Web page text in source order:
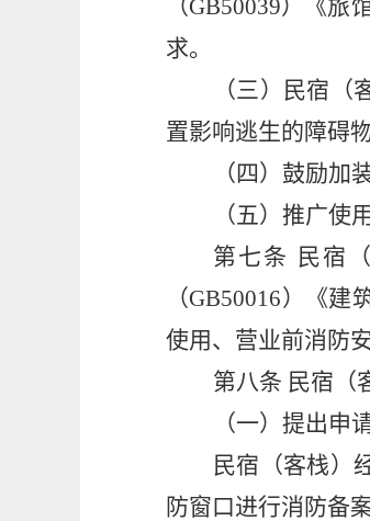
（GB50039） 《旅
求。
（三）民宿
置影响逃生的障碍物
（四）鼓励加
（五）推广使
第七条
民宿
（GB50016） 《建
使用、营业前消防
第八条 民宿（
（一）提出申
民宿（客栈）
防窗口进行消防备